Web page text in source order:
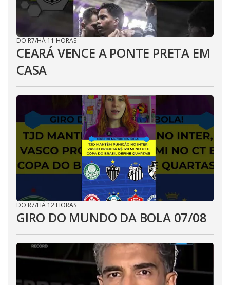
DO R7/HÁ 11 HORAS
CEARÁ VENCE A PONTE PRETA EM
CASA
DO R7/HÁ 12 HORAS
GIRO DO MUNDO DA BOLA 07/08